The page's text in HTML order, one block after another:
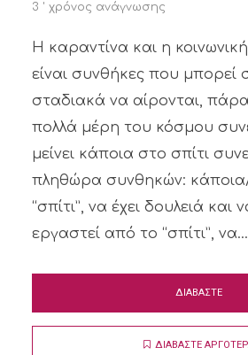
3 ' χρόνος ανάγνωσης
Η καραντίνα και η
είναι συνθήκες που μπορεί
σταδιακά να αίρονται,
πολλά μέρη του κόσμου
μείνει κάποια στο σπίτι
πληθώρα συνθηκών: κάποια/
“σπίτι”, να έχει δουλειά και
εργαστεί από το “σπίτι”, να...
ΔΙΑΒΑΣΤΕ
ΔΙΑΒΑΣΤΕ